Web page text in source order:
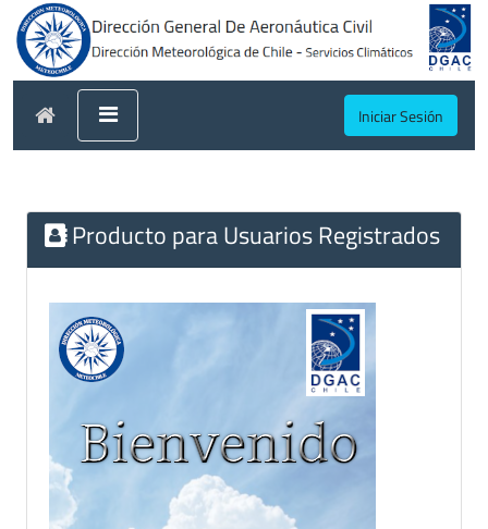
Iniciar Sesión
Producto para Usuarios Registrados